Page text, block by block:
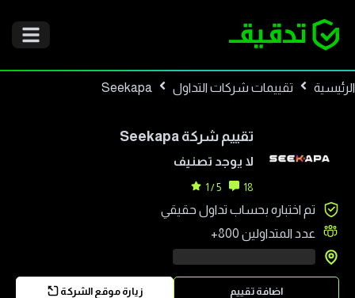
الرئيسية تقييمات شركات التداول Seekapa
تقييم شركة Seekapa
لا يوجد تصنيف
18
5 / 1
تم اختباره بحساب تداول حقيقي
عدد المتداولين 800+
زيارة موقع الشركة اضافة تقييم